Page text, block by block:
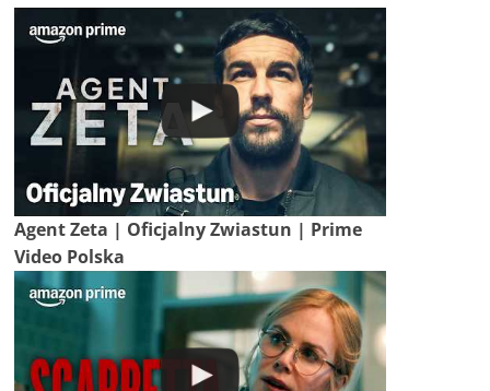
Agent Zeta | Oficjalny Zwiastun | Prime
Video Polska